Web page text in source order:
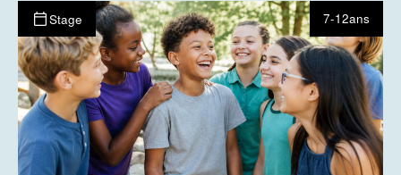
Stage 7-12ans